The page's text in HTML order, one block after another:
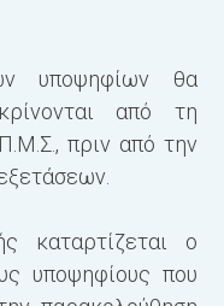
υποψηφίων θα
από τη
πριν από την
καταρτίζεται ο
υποψηφίους που